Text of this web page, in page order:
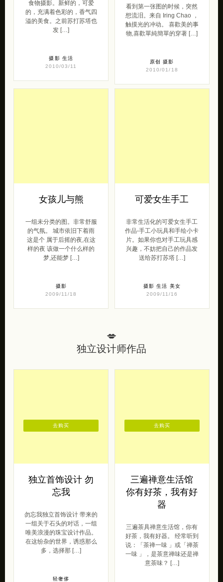
食物摄影。新鲜的，可爱
的，充满着色彩的，香气四
溢的美食。之前苏打苏塔也
发 […]
摄影 生活
2010/03/11
看到第一张图的时候，突然
想流泪。来自 Iring Chao ，
触摸光的冲动。 喜歡美的事
物,喜歡單純簡單的穿著 […]
原创
摄影
2010/01/18
女孩儿与熊
一组未分类的图。非常舒服
的气氛。 城市依旧下着雨
这是个 属于后摇的夜,在这
样的夜 该做一个什么样的
梦,还能梦 […]
摄影
2009/11/18
可爱女生手工
非常生活化的可爱女生手工
作品-手工小玩具和手绘小卡
片。如果你也对手工玩具感
兴趣，不妨把自己的作品发
送给苏打苏塔 […]
摄影 生活 美女
2009/11/16
💋
独立设计师作品
独立首饰设计 勿
忘我
勿忘我独立首饰设计 带来的
一组关于石头的对话，一组
唯美浪漫的珠宝设计作品。
在这纷杂的世界，诱惑那么
多，选择那 […]
轻奢侈
去购买
三遍禅意生活馆
你有好茶，我有好
器
三遍茶具禅意生活馆，你有
好茶，我有好器。 经常听到
说：「茶禅一味 」或「禅茶
一味 」，是茶意禅味还是禅
意茶味？ […]
去购买